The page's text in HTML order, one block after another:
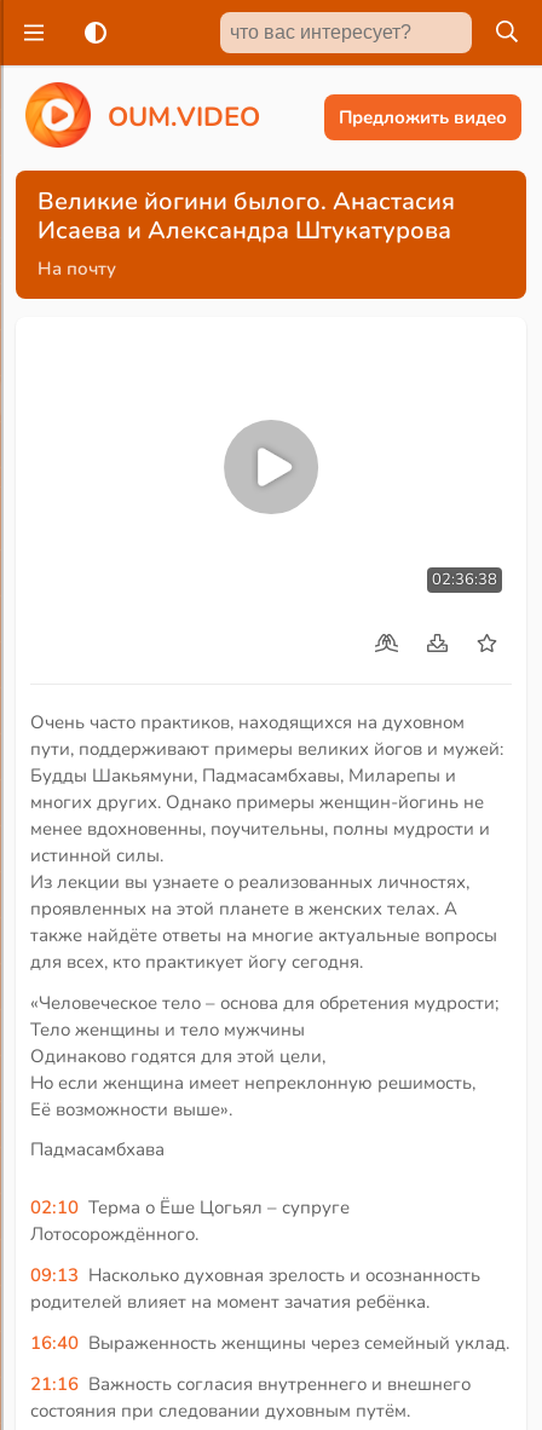
OUM.VIDEO Предложить видео
Великие йогини былого. Анастасия
Исаева и Александра Штукатурова
На почту
02:36:38
Очень часто практиков, находящихся на духовном
пути, поддерживают примеры великих йогов и мужей:
Будды Шакьямуни, Падмасамбхавы, Миларепы и
многих других. Однако примеры женщин-йогинь не
менее вдохновенны, поучительны, полны мудрости и
истинной силы.
Из лекции вы узнаете о реализованных личностях,
проявленных на этой планете в женских телах. А
также найдёте ответы на многие актуальные вопросы
для всех, кто практикует йогу сегодня.
«Человеческое тело – основа для обретения мудрости;
Тело женщины и тело мужчины
Одинаково годятся для этой цели,
Но если женщина имеет непреклонную решимость,
Её возможности выше».
Падмасамбхава
02:10 Терма о Ёше Цогьял – супруге
Лотосорождённого.
09:13 Насколько духовная зрелость и осознанность
родителей влияет на момент зачатия ребёнка.
16:40 Выраженность женщины через семейный уклад.
21:16 Важность согласия внутреннего и внешнего
состояния при следовании духовным путём.